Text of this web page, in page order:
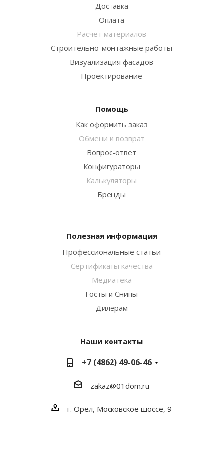
Доставка
Оплата
Расчет материалов
Строительно-монтажные работы
Визуализация фасадов
Проектирование
Помощь
Как оформить заказ
Обмени и возврат
Вопрос-ответ
Конфигураторы
Калькуляторы
Бренды
Полезная информация
Профессиональные статьи
Сертификаты качества
Медиатека
Госты и Снипы
Дилерам
Наши контакты
+7 (4862) 49-06-46
zakaz@01dom.ru
г. Орел, Московское шоссе, 9